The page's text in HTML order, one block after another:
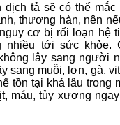
tả sẽ có thể mắc
thương hàn, nên
cơ bị rối loạn hệ
nhiều tới sức khỏe.
lây sang người
sang muỗi, lợn, gà,
tồn tại khá lâu trong
máu, tủy xương